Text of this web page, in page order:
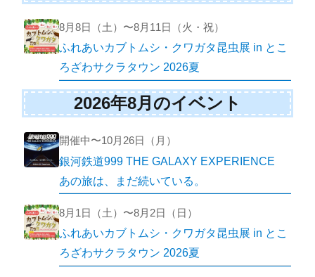
8月8日（土）〜8月11日（火・祝）
ふれあいカブトムシ・クワガタ昆虫展 in とこ
ろざわサクラタウン 2026夏
2026年8月のイベント
開催中〜10月26日（月）
銀河鉄道999 THE GALAXY EXPERIENCE
あの旅は、まだ続いている。
8月1日（土）〜8月2日（日）
ふれあいカブトムシ・クワガタ昆虫展 in とこ
ろざわサクラタウン 2026夏